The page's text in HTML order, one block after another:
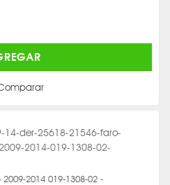
2014 019-1308-02 -